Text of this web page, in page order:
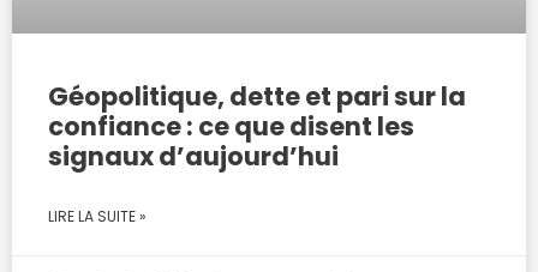
Géopolitique, dette et pari sur la
confiance : ce que disent les
signaux d’aujourd’hui
LIRE LA SUITE »